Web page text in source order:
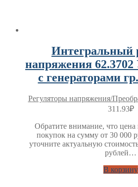
Интегральный
напряжения
с генераторами
Регуляторы напряжения/
311.93₽
Обратите внимание, что цена
покупок на сумму от 30 000
уточните актуальную
рублей…
В корзину